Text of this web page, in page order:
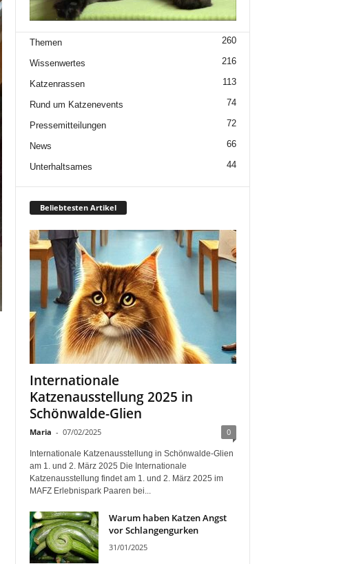
Themen 260
Wissenwertes 216
Katzenrassen 113
Rund um Katzenevents 74
Pressemitteilungen 72
News 66
Unterhaltsames 44
Beliebtesten Artikel
Internationale
Katzenausstellung 2025 in
Schönwalde-Glien
Maria - 07/02/2025 0
Internationale Katzenausstellung in Schönwalde-Glien
am 1. und 2. März 2025 Die Internationale
Katzenausstellung findet am 1. und 2. März 2025 im
MAFZ Erlebnispark Paaren bei...
Warum haben Katzen Angst
vor Schlangengurken
31/01/2025